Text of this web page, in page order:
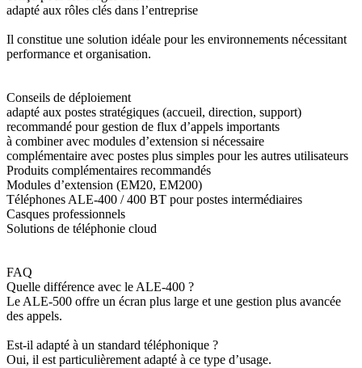
adapté aux rôles clés dans l’entreprise
Il constitue une solution idéale pour les environnements nécessitant
performance et organisation.
Conseils de déploiement
adapté aux postes stratégiques (accueil, direction, support)
recommandé pour gestion de flux d’appels importants
à combiner avec modules d’extension si nécessaire
complémentaire avec postes plus simples pour les autres utilisateurs
Produits complémentaires recommandés
Modules d’extension (EM20, EM200)
Téléphones ALE-400 / 400 BT pour postes intermédiaires
Casques professionnels
Solutions de téléphonie cloud
FAQ
Quelle différence avec le ALE-400 ?
Le ALE-500 offre un écran plus large et une gestion plus avancée
des appels.
Est-il adapté à un standard téléphonique ?
Oui, il est particulièrement adapté à ce type d’usage.